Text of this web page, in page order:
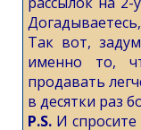
Так вот,
именно то,
продавать
в десятки раз
P.S. И